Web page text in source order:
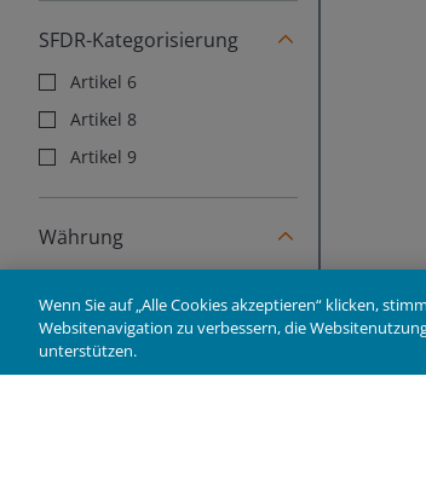
SFDR-Kategorisierung
Artikel 6
Artikel 8
Artikel 9
Währung
GBP
JPY
Wenn Sie auf „Alle Cookies akzeptieren“ klicken,
Websitenavigation zu verbessern, die
unterstützen.